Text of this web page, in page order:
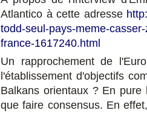
Atlantico à cette adresse
todd-seul-pays-meme-
france-1617240.html
Un rapprochement de
l'établissement d'objectifs
Balkans orientaux ? En
que faire consensus. En